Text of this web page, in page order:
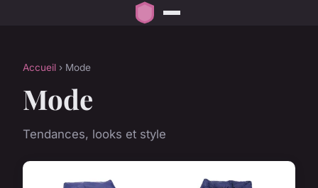
Accueil › Mode
Mode
Tendances, looks et style